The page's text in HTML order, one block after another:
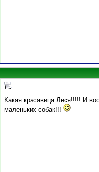
Какая красавица Леся!!!!! И
маленьких собак!!!